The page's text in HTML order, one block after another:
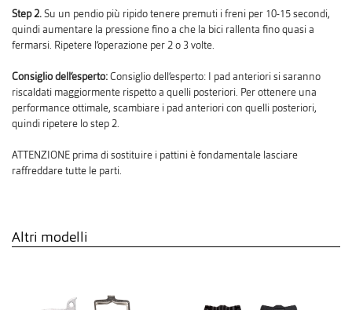
Step 2.Su un pendio più ripido tenere premuti i freni per 10-15 secondi,
quindi aumentare la pressione fino a che la bici rallenta fino quasi a
fermarsi. Ripetere l‘operazione per 2 o 3 volte.
Consiglio dell‘esperto:Consiglio dell‘esperto: I pad anteriori si saranno
riscaldati maggiormente rispetto a quelli posteriori. Per ottenere una
performance ottimale, scambiare i pad anteriori con quelli posteriori,
quindi ripetere lo step 2.
ATTENZIONE prima di sostituire i pattini è fondamentale lasciare
raffreddare tutte le parti.
Altri modelli